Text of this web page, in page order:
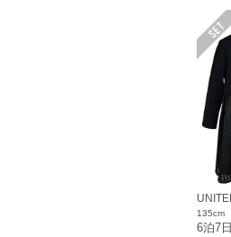
135cm
6泊7日